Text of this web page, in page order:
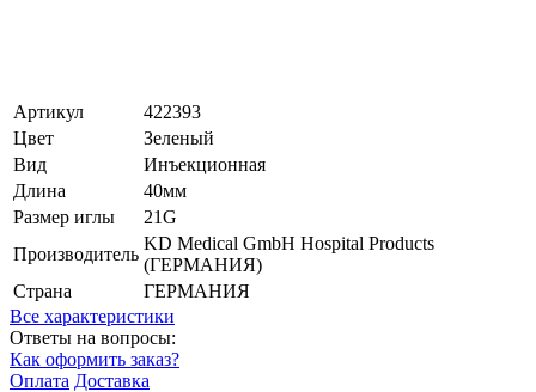
Артикул
422393
Цвет
Зеленый
Вид
Инъекционная
Длина
40мм
Размер иглы
21G
Производитель
KD Medical GmbH Hospital Products
(ГЕРМАНИЯ)
Страна
ГЕРМАНИЯ
Все характеристики
Ответы на вопросы:
Как оформить заказ?
Оплата Доставка